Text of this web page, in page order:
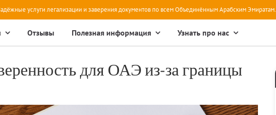
услуги легализации и заверения документов по всем Объединённым Арабским Эмиратам.
Отзывы Полезная информация Узнать про нас
для ОАЭ из-за границы